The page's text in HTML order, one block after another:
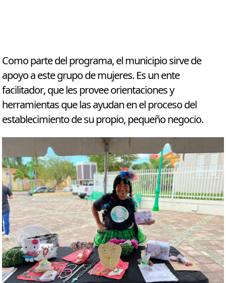
Como parte del programa, el municipio sirve de
apoyo a este grupo de mujeres. Es un ente
facilitador, que les provee orientaciones y
herramientas que las ayudan en el proceso del
establecimiento de su propio, pequeño negocio.